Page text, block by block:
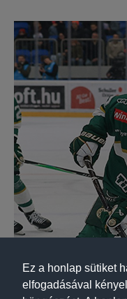
Ez a honlap sütiket
elfogadásával